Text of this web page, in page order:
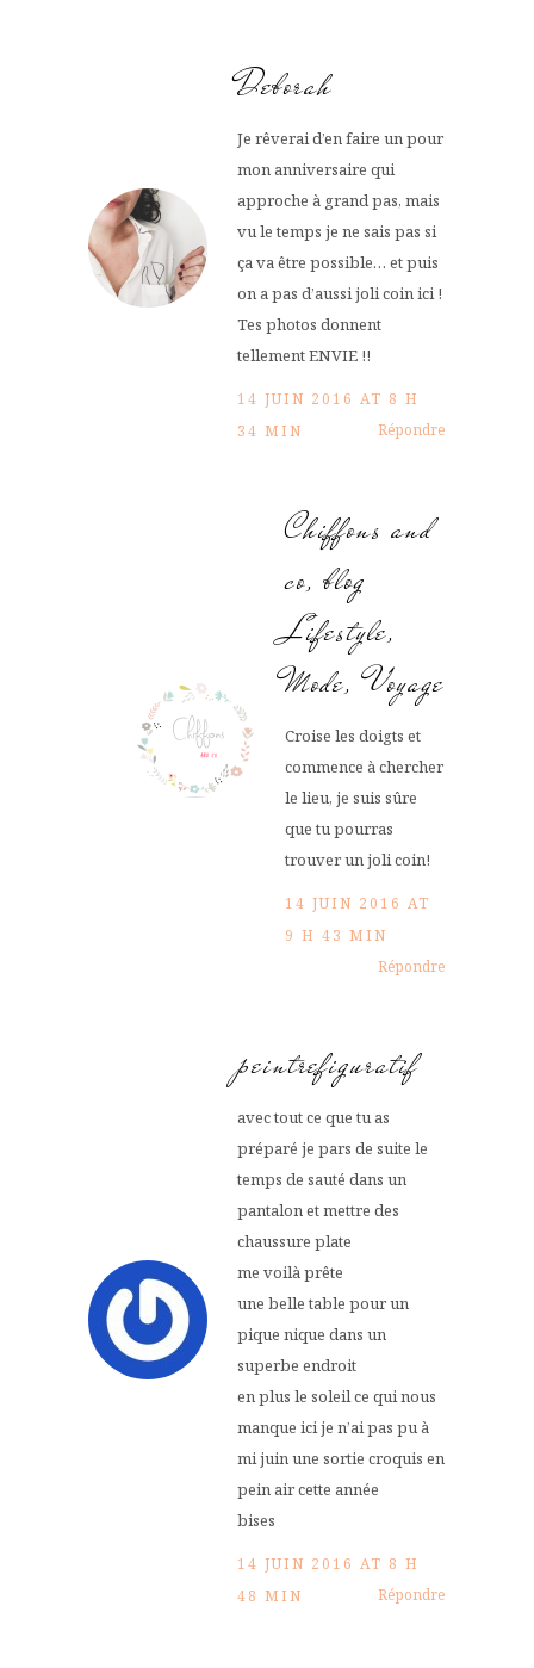
Deborah
Je rêverai d’en faire un pour
mon anniversaire qui
approche à grand pas, mais
vu le temps je ne sais pas si
ça va être possible… et puis
on a pas d’aussi joli coin ici !
Tes photos donnent
tellement ENVIE !!
14 JUIN 2016 AT 8 H
34 MIN
Répondre
Chiffons and
co, blog
Lifestyle,
Mode, Voyage
Croise les doigts et
commence à chercher
le lieu, je suis sûre
que tu pourras
trouver un joli coin!
14 JUIN 2016 AT
9 H 43 MIN
Répondre
peintrefiguratif
avec tout ce que tu as
préparé je pars de suite le
temps de sauté dans un
pantalon et mettre des
chaussure plate
me voilà prête
une belle table pour un
pique nique dans un
superbe endroit
en plus le soleil ce qui nous
manque ici je n’ai pas pu à
mi juin une sortie croquis en
pein air cette année
bises
14 JUIN 2016 AT 8 H
48 MIN
Répondre